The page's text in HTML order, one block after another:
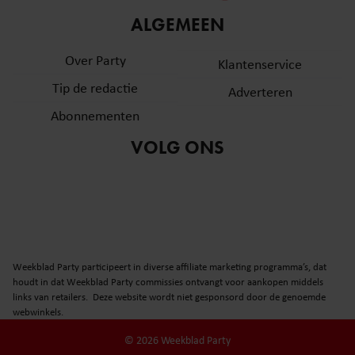
partners voor social media, adverteren en analyse. Deze
informatie die u aan ze heeft verstrekt of die ze hebben
verzameld op basis van uw gebruik van hun services. U
gebruiken.
ALGEMEEN
Over Party
Tip de redactie
Abonnementen
Klantenservice
Adverteren
VOLG ONS
Weekblad Party participeert in diverse affiliate marketing programma’s, dat
houdt in dat Weekblad Party commissies ontvangt voor aankopen middels
links van retailers. Deze website wordt niet gesponsord door de genoemde
webwinkels.
© 2026 Weekblad Party